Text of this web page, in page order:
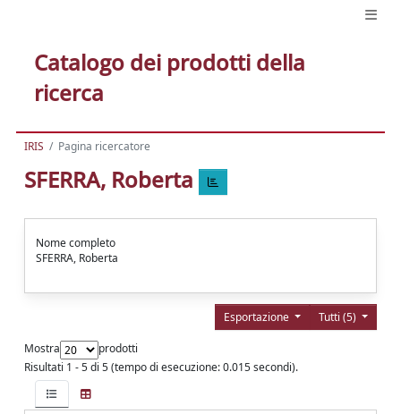
Catalogo dei prodotti della
ricerca
IRIS Pagina ricercatore
SFERRA, Roberta
Nome completo
SFERRA, Roberta
Tutti (5)
Esportazione
Mostra
prodotti
Risultati 1 - 5 di 5 (tempo di esecuzione: 0.015 secondi).